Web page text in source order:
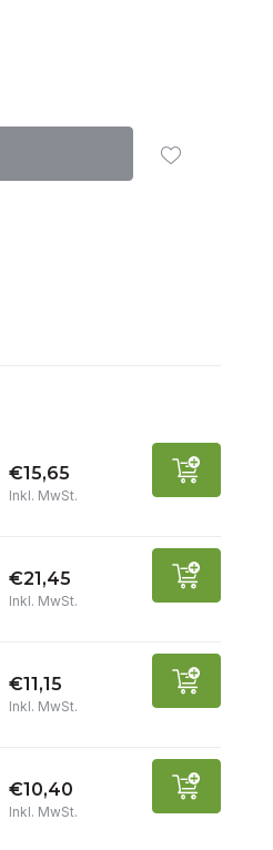
€15,65
Inkl. MwSt.
€21,45
Inkl. MwSt.
€11,15
Inkl. MwSt.
€10,40
Inkl. MwSt.